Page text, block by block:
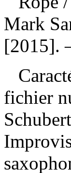
Mark
[2015].
fichier